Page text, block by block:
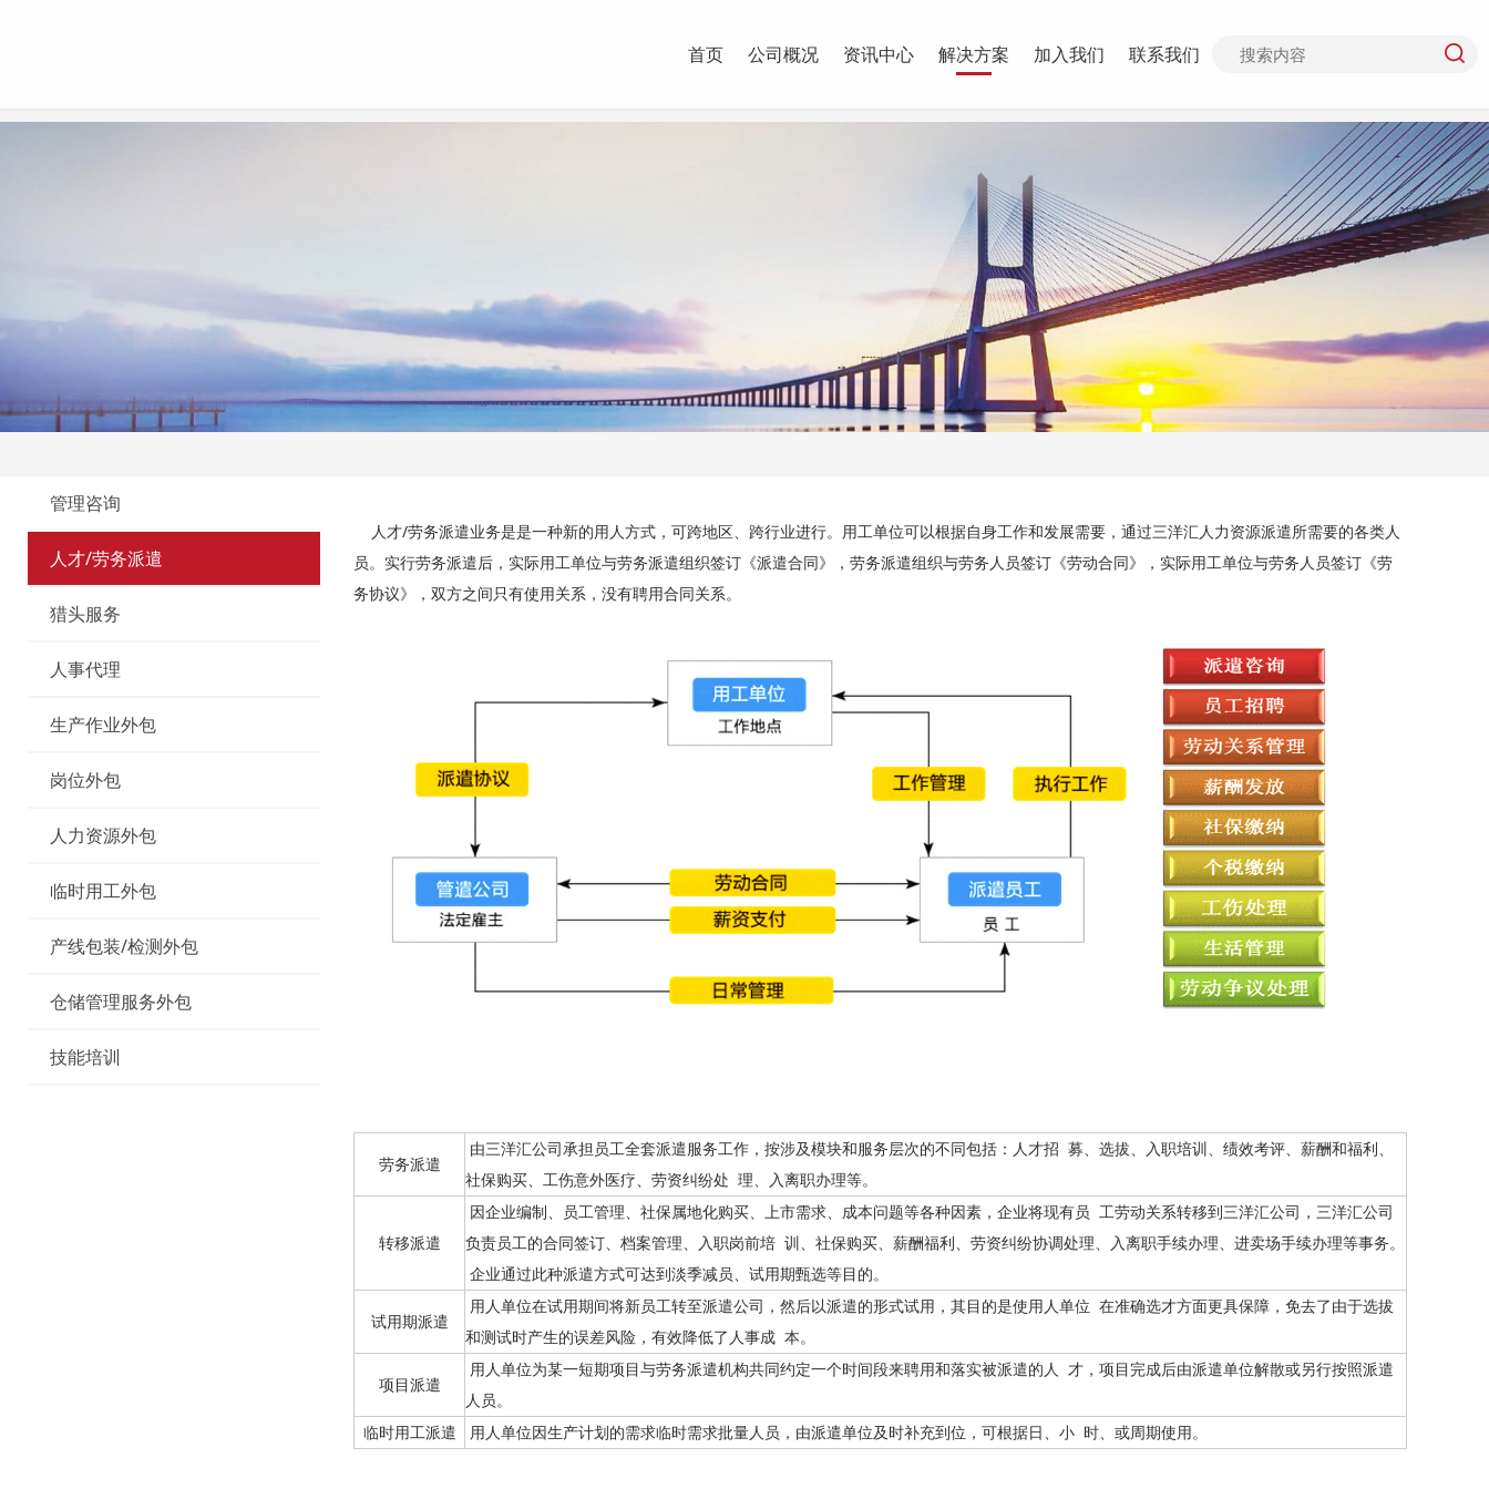
首页 公司概况 资讯中心 解决方案 加入我们 联系我们
管理咨询
人才/劳务派遣
猎头服务
人事代理
生产作业外包
岗位外包
人力资源外包
临时用工外包
产线包装/检测外包
仓储管理服务外包
技能培训
人才/劳务派遣业务是是一种新的用人方式，可跨地区、跨行业进行。用工单位可以根据自身工作和发展需要，通过三洋汇人力资源派遣所需要的各类人
员。实行劳务派遣后，实际用工单位与劳务派遣组织签订《派遣合同》，劳务派遣组织与劳务人员签订《劳动合同》，实际用工单位与劳务人员签订《劳
务协议》，双方之间只有使用关系，没有聘用合同关系。
劳务派遣
由三洋汇公司承担员工全套派遣服务工作，按涉及模块和服务层次的不同包括：人才招 募、选拔、入职培训、绩效考评、薪酬和福利、
社保购买、工伤意外医疗、劳资纠纷处 理、入离职办理等。
转移派遣
因企业编制、员工管理、社保属地化购买、上市需求、成本问题等各种因素，企业将现有员 工劳动关系转移到三洋汇公司，三洋汇公司
负责员工的合同签订、档案管理、入职岗前培 训、社保购买、薪酬福利、劳资纠纷协调处理、入离职手续办理、进卖场手续办理等事务。
企业通过此种派遣方式可达到淡季减员、试用期甄选等目的。
试用期派遣
用人单位在试用期间将新员工转至派遣公司，然后以派遣的形式试用，其目的是使用人单位 在准确选才方面更具保障，免去了由于选拔
和测试时产生的误差风险，有效降低了人事成 本。
项目派遣
用人单位为某一短期项目与劳务派遣机构共同约定一个时间段来聘用和落实被派遣的人 才，项目完成后由派遣单位解散或另行按照派遣
人员。
临时用工派遣
用人单位因生产计划的需求临时需求批量人员，由派遣单位及时补充到位，可根据日、小 时、或周期使用。